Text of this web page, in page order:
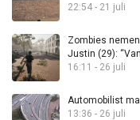
22:54 - 21 juli
Zombies
Justin (29):
16:11 - 26 juli
Automobilist
13:36 - 26 juli